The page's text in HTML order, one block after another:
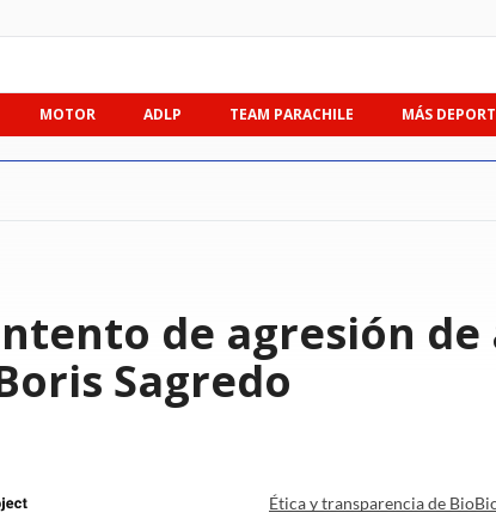
MOTOR ADLP TEAM PARACHILE MÁS
de agresión
Sagredo
Ética y transparencia de